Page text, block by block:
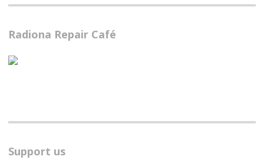
Radiona Repair Café
Support us